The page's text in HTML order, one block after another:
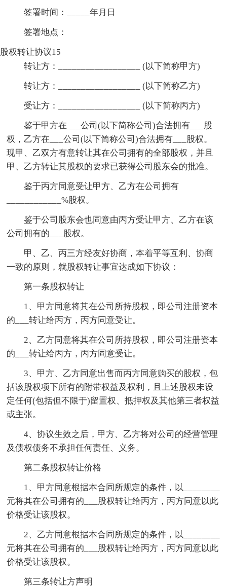
签署时间：_____年月日
签署地点：
股权转让协议15
转让方：__________________ (以下简称甲方)
转让方：__________________ (以下简称乙方)
受让方：__________________ (以下简称丙方)
鉴于甲方在___公司(以下简称公司)合法拥有___股
权，乙方在___公司(以下简称公司)合法拥有___股权。
现甲、乙双方有意转让其在公司拥有的全部股权，并且
甲、乙方转让其股权的要求已获得公司股东会的批准。
鉴于丙方同意受让甲方、乙方在公司拥有
____________%股权。
鉴于公司股东会也同意由丙方受让甲方、乙方在该
公司拥有的___股权。
甲、乙、丙三方经友好协商，本着平等互利、协商
一致的原则，就股权转让事宜达成如下协议：
第一条股权转让
1、甲方同意将其在公司所持股权，即公司注册资本
的___转让给丙方，丙方同意受让。
2、乙方同意将其在公司所持股权，即公司注册资本
的___转让给丙方，丙方同意受让。
3、甲方、乙方同意出售而丙方同意购买的股权，包
括该股权项下所有的附带权益及权利，且上述股权未设
定任何(包括但不限于)留置权、抵押权及其他第三者权益
或主张。
4、协议生效之后，甲方、乙方将对公司的经营管理
及债权债务不承担任何责任、义务。
第二条股权转让价格
1、甲方同意根据本合同所规定的条件，以________
元将其在公司拥有的___股权转让给丙方，丙方同意以此
价格受让该股权。
2、乙方同意根据本合同所规定的条件，以________
元将其在公司拥有的___股权转让给丙方，丙方同意以此
价格受让该股权。
第三条转让方声明